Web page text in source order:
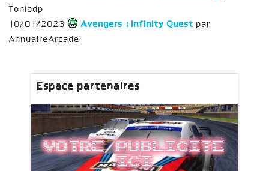
Toniodp
10/01/2023
Avengers : Infinity Quest par
AnnuaireArcade
Espace partenaires
Votre publicite
ici